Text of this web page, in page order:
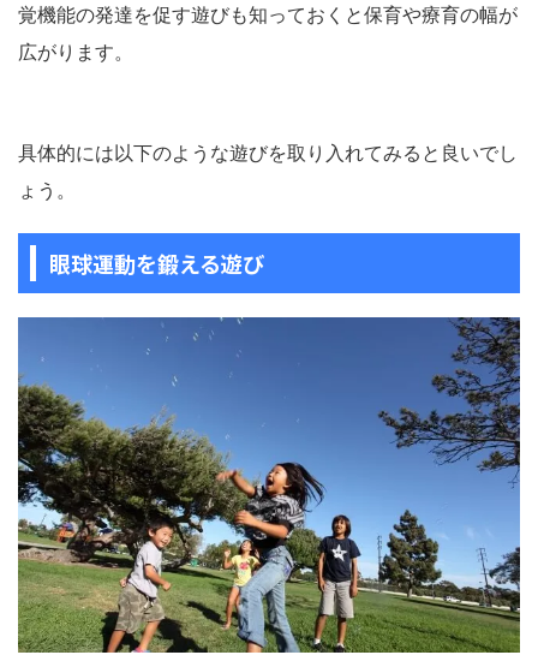
覚機能の発達を促す遊びも知っておくと保育や療育の幅が
広がります。
具体的には以下のような遊びを取り入れてみると良いでし
ょう。
眼球運動を鍛える遊び